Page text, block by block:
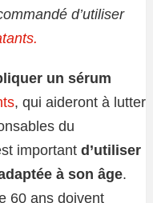
d’utiliser
un sérum
, qui aideront à lutter
du
important d’utiliser
à son âge.
60 ans doivent